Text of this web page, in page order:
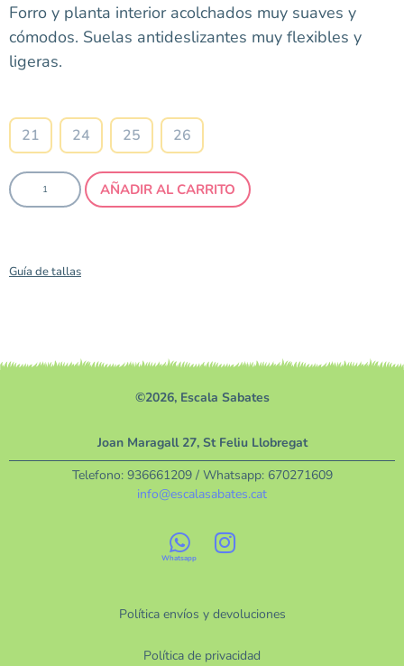
Forro y planta interior acolchados muy suaves y
cómodos. Suelas antideslizantes muy flexibles y
ligeras.
21 24 25 26
AÑADIR AL CARRITO
Guía de tallas
©2026, Escala Sabates
Política envíos y devoluciones
Política de privacidad
Joan Maragall 27, St Feliu Llobregat
Telefono: 936661209/ Whatsapp: 670271609
info@escalasabates.cat